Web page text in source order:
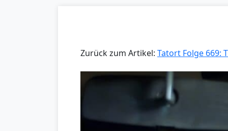
Zurück zum Artikel: Tatort Folge 669: